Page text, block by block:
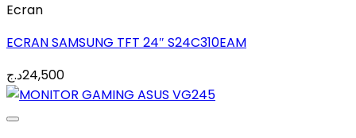
Ecran
ECRAN SAMSUNG TFT 24″ S24C310EAM
24,500د.ج